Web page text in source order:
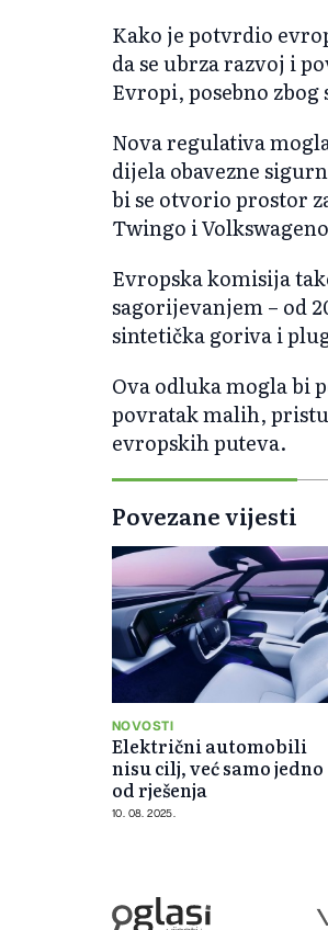
Kako je potvrdio
da se ubrza razvoj i
Evropi, posebno
Nova regulativa
dijela obavezne
bi se otvorio prostor
Twingo i
Evropska komisija
sagorijevanjem– od
sintetička goriva i
Ova odluka mogla bi
povratak malih,
evropskih puteva.
Povezane vijesti
NOVOSTI
Električni automobili
nisu cilj, već samo jedno
od rješenja
10. 08. 2025.